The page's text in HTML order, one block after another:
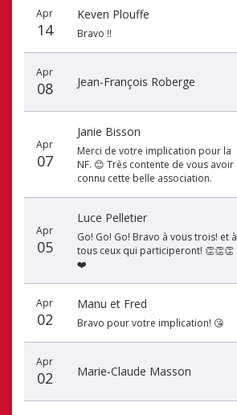
Apr
14
Keven Plouffe
Bravo !!
Apr
08 Jean-François Roberge
Apr
07
Janie Bisson
Merci de votre implication pour la
NF. 😊 Très contente de vous avoir
connu cette belle association.
Apr
05
Luce Pelletier
Go! Go! Go! Bravo à vous trois! et à
tous ceux qui participeront! 👏👏👏
❤️
Apr
02
Manu et Fred
Bravo pour votre implication! 😘
Apr
02 Marie-Claude Masson